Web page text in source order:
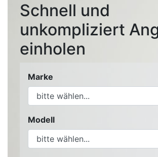
Schnell und
unkompliziert
einholen
Marke
Modell